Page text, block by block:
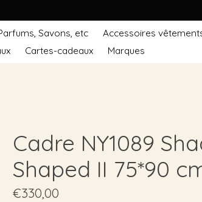
Savons, etc
Accessoires
Cartes-cadeaux Marques
Cadre NY1089
Shaped II 75*90
€330,00